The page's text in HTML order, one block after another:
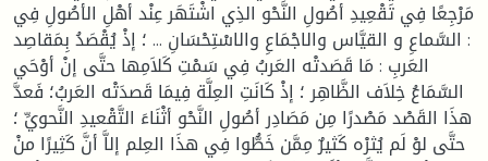
مَرْجِعًا فِي تَقْعِيدِ أصُولِ النَّحْو الذِي اشْتَهَر عِنْد أهْلِ الأصُولِ فِي
: السَّماعِ و القيَّاس والاجْمَاعِ والاسْتِحْسَانِ ... ؛ إذْ يُقْصَدُ بِمَقاصِد
العَربِ : مَا قَصَدتْه العَربُ فِي سَمْتِ كَلاَمِها حتَّى إنْ أوْحَي
السَّمَاعُ خِلاَف الظَّاهِر ؛ إذْ كَانَتِ العِلَّة فِيمَا قَصدَتْه العَربُ؛ فَعدَّ
هذَا القَصْد مَصْدرًا مِن مَصَادِر أصُولِ النَّحْو أثْنَاءَ التَّقْعيدِ النَّحويِّ ؛
حتَّى لوْ لَم يُثرْه كَثيرٌ مِمَّن خَطُّوا فِي هذَا العِلم إلاَّ أنَّ كَثِيرًا منْ